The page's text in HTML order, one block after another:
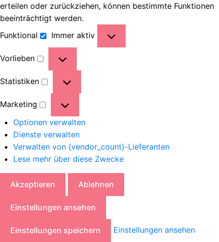
erteilen oder zurückziehen, können bestimmte Funktionen
beeinträchtigt werden.
Funktional
Immer aktiv
Vorlieben
Statistiken
Marketing
Optionen verwalten
Dienste verwalten
Verwalten von {vendor_count}-Lieferanten
Lese mehr über diese Zwecke
Akzeptieren Ablehnen
Einstellungen ansehen
Einstellungen speichern
Einstellungen ansehen